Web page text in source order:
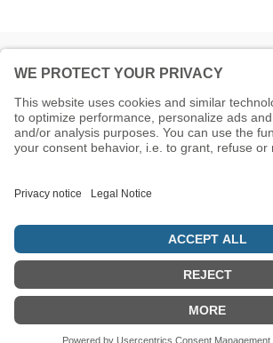
© 5786 Maamin. Hebräische Ausrüstung für deinen Alltag
Vertrag widerrufen